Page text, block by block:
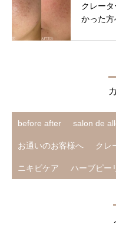
クレー
かった
before after salon de
お通いのお客様へ クレ
ニキビケア ハーブピー